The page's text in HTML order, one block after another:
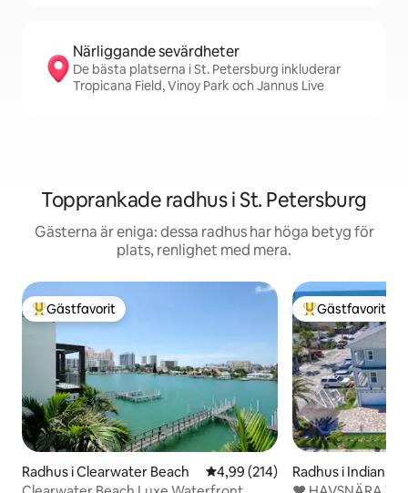
Närliggande sevärdheter
De bästa platserna i St. Petersburg inkluderar
Tropicana Field, Vinoy Park och Jannus Live
Topprankade radhus i St. Petersburg
Gästerna är eniga: dessa radhus har höga betyg för
plats, renlighet med mera.
Populär gästfavorit
Gästfavorit
Radhus i Clearwater Beach 4,99 av 5 i genomsnittligt
4,99 (214)
Populär
Gästfavorit
Radhus i Indian